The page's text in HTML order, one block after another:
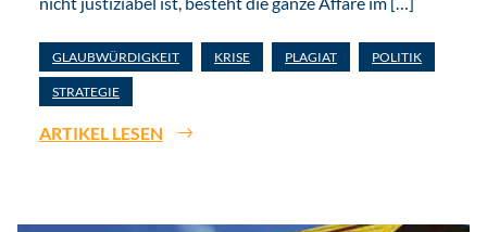
GLAUBWÜRDIGKEIT KRISE PLAGIAT POLITIK
STRATEGIE
ARTIKEL LESEN